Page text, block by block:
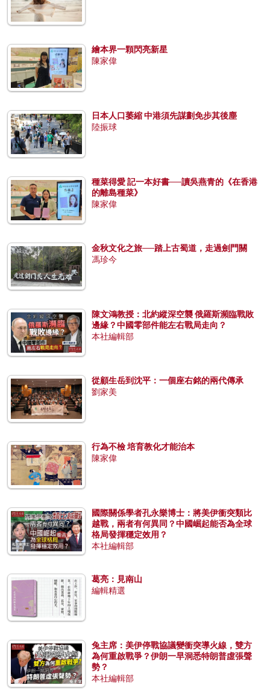
繪本界一顆閃亮新星
陳家偉
日本人口萎縮 中港須先謀劃免步其後塵
陸振球
種菜得愛 記一本好書──讀吳燕青的《在香港
的離島種菜》
陳家偉
金秋文化之旅──踏上古蜀道，走過劍門關
馮珍今
陳文鴻教授：北約縱深空襲 俄羅斯瀕臨戰敗
邊緣？中國零部件能左右戰局走向？
本社編輯部
從顧生岳到沈平：一個座右銘的兩代傳承
劉家美
行為不檢 培育教化才能治本
陳家偉
國際關係學者孔永樂博士：將美伊衝突類比
越戰，兩者有何異同？中國崛起能否為全球
格局發揮穩定效用？
本社編輯部
葛亮：見南山
編輯精選
兔主席：美伊停戰協議變衝突導火線，雙方
為何重啟戰爭？伊朗一早洞悉特朗普虛張聲
勢？
本社編輯部